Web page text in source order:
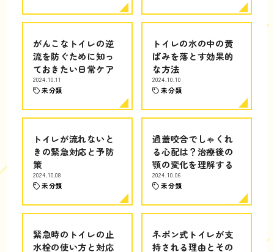
がんこなトイレの逆
流を防ぐために知っ
ておきたい日常ケア
2024.10.11
未分類
トイレの水の中の黄
ばみを落とす効果的
な方法
2024.10.10
未分類
トイレが流れないと
きの緊急対応と予防
策
2024.10.08
未分類
過蓋咬合でしゃくれ
る心配は？治療後の
顎の変化を理解する
2024.10.06
未分類
緊急時のトイレの止
水栓の使い方と対応
ネポン式トイレが支
持される理由とその